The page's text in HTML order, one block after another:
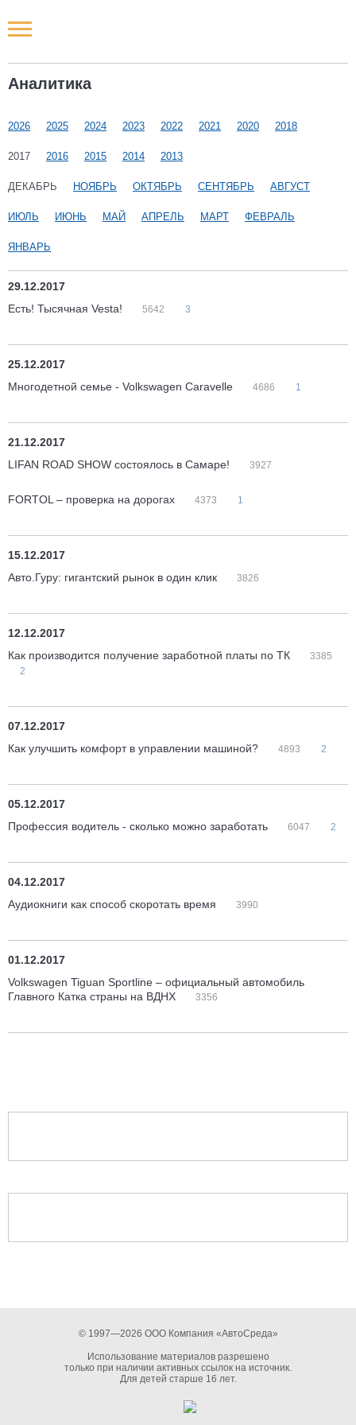
Аналитика
2026 2025 2024 2023 2022 2021 2020 2018
2017 2016 2015 2014 2013
ДЕКАБРЬ НОЯБРЬ ОКТЯБРЬ СЕНТЯБРЬ АВГУСТ
ИЮЛЬ ИЮНЬ МАЙ АПРЕЛЬ МАРТ ФЕВРАЛЬ
ЯНВАРЬ
29.12.2017
Есть! Тысячная Vesta!
5642 3
25.12.2017
Многодетной семье - Volkswagen Caravelle
4686 1
21.12.2017
LIFAN ROAD SHOW состоялось в Самаре!
3927
FORTOL – проверка на дорогах 4373 1
15.12.2017
Авто.Гуру: гигантский рынок в один клик
3826
12.12.2017
Как производится получение заработной платы по ТК
3385
2
07.12.2017
Как улучшить комфорт в управлении машиной?
4893 2
05.12.2017
Профессия водитель - сколько можно заработать
6047 2
04.12.2017
Аудиокниги как способ скоротать время
3990
01.12.2017
Volkswagen Tiguan Sportline – официальный автомобиль
Главного Катка страны на ВДНХ
3356
© 1997—2026 ООО Компания «АвтоСреда»
Использование материалов разрешено
только при наличии активных ссылок на источник.
Для детей старше 16 лет.
Новости РФ
Наши мероприятия
Статьи